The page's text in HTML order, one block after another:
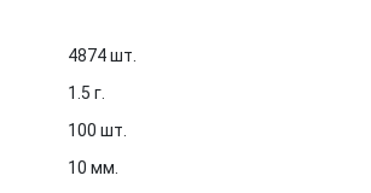
4874 шт.
1.5 г.
100 шт.
10 мм.